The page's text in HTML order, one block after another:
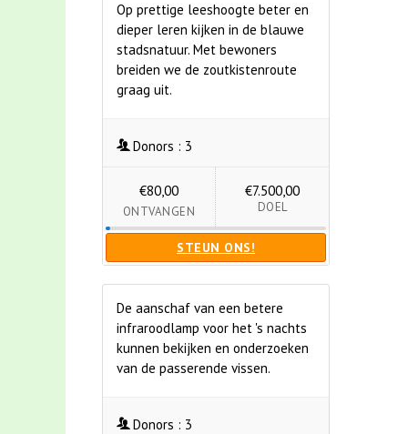
Op prettige leeshoogte beter en
dieper leren kijken in de blauwe
stadsnatuur. Met bewoners
breiden we de zoutkistenroute
graag uit.
Donors : 3
€80,00
ONTVANGEN
€7.500,00
DOEL
STEUN ONS!
De aanschaf van een betere
infraroodlamp voor het 's nachts
kunnen bekijken en onderzoeken
van de passerende vissen.
Donors : 3